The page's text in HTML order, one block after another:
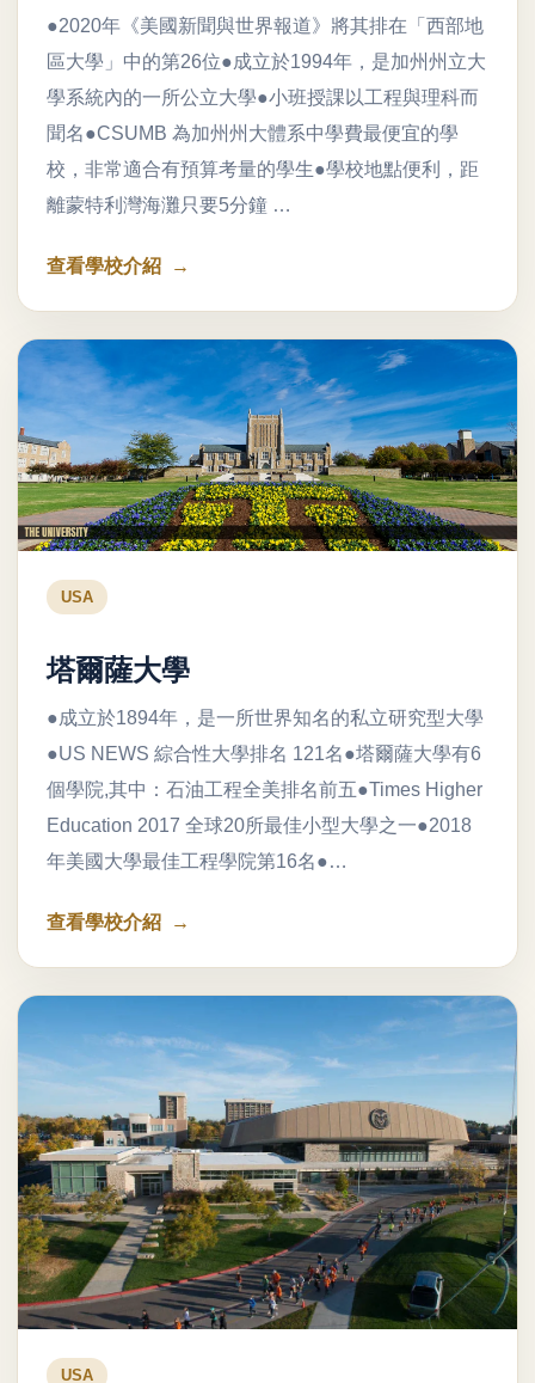
●2020年《美國新聞與世界報道》將其排在「西部地
區大學」中的第26位●成立於1994年，是加州州立大
學系統內的一所公立大學●小班授課以工程與理科而
聞名●CSUMB 為加州州大體系中學費最便宜的學
校，非常適合有預算考量的學生●學校地點便利，距
離蒙特利灣海灘只要5分鐘 …
查看學校介紹
USA
塔爾薩大學
●成立於1894年，是一所世界知名的私立研究型大學
●US NEWS 綜合性大學排名 121名●塔爾薩大學有6
個學院,其中：石油工程全美排名前五●Times Higher
Education 2017 全球20所最佳小型大學之一●2018
年美國大學最佳工程學院第16名●…
查看學校介紹
USA